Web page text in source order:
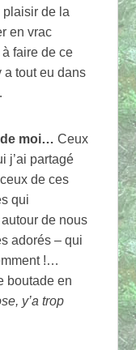
plaisir de la
en vrac
faire de ce
a tout eu dans
de moi… Ceux
j’ai partagé
de ces
qui
de nous
adorés – qui
!…
boutade en
y’a trop